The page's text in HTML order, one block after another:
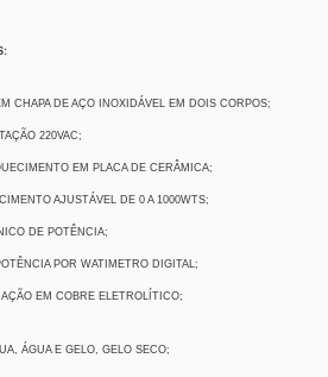
CHAPA DE AÇO INOXIDÁVEL EM DOIS CORPOS;
220VAC;
EM PLACA DE CERÂMICA;
AJUSTÁVEL DE 0 A 1000WTS;
DE POTÊNCIA;
POR WATIMETRO DIGITAL;
EM COBRE ELETROLÍTICO;
ÁGUA E GELO, GELO SECO;